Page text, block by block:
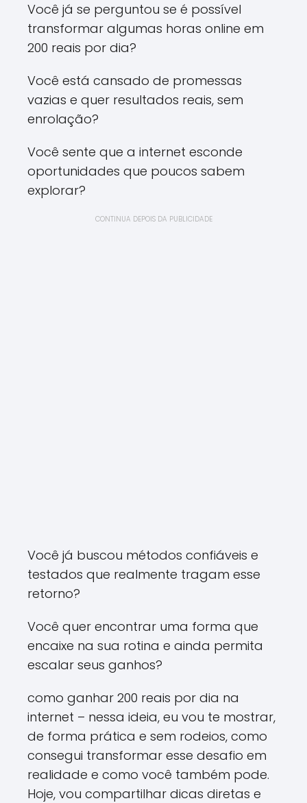
Você já se perguntou se é possível
transformar algumas horas online em
200 reais por dia?
Você está cansado de promessas
vazias e quer resultados reais, sem
enrolação?
Você sente que a internet esconde
oportunidades que poucos sabem
explorar?
CONTINUA DEPOIS DA PUBLICIDADE
Você já buscou métodos confiáveis e
testados que realmente tragam esse
retorno?
Você quer encontrar uma forma que
encaixe na sua rotina e ainda permita
escalar seus ganhos?
como ganhar 200 reais por dia na
internet – nessa ideia, eu vou te mostrar,
de forma prática e sem rodeios, como
consegui transformar esse desafio em
realidade e como você também pode.
Hoje, vou compartilhar dicas diretas e